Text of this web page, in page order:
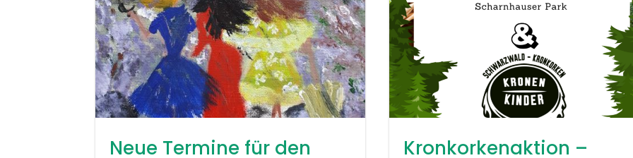
Neue Termine für den Kronkorkenaktion –